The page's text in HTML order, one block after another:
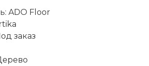
ADO Floor
заказ